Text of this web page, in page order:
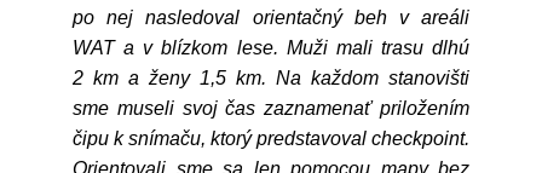
po nej nasledoval orientačný beh v areáli
WAT a v blízkom lese. Muži mali trasu dlhú
2 km a ženy 1,5 km. Na každom stanovišti
sme museli svoj čas zaznamenať priložením
čipu k snímaču, ktorý predstavoval checkpoint.